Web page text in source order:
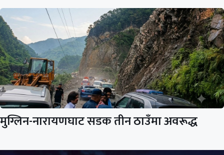
मुग्लिन-नारायणघाट सडक तीन ठाउँमा अवरूद्ध